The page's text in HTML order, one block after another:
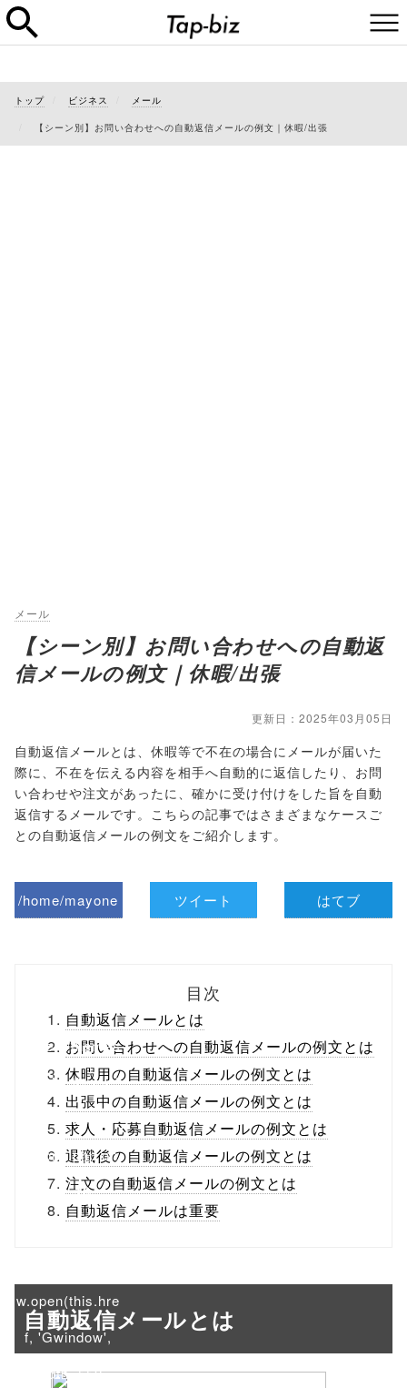
トップ ビジネス メール
【シーン別】お問い合わせへの自動返信メールの例文｜休暇/出張
メール
【シーン別】お問い合わせへの自動返
信メールの例文｜休暇/出張
更新日：2025年03月05日
自動返信メールとは、休暇等で不在の場合にメールが届いた
際に、不在を伝える内容を相手へ自動的に返信したり、お問
い合わせや注文があったに、確かに受け付けをした旨を自動
返信するメールです。こちらの記事ではさまざまなケースご
との自動返信メールの例文をご紹介します。
/home/mayone
ml/wp-
content/themes
/tapbiz_theme/
parts/sns-
buttons.php on
line10
/1026829"
w.open(this.hre
f, 'Gwindow',
'width=550,
ツイート はてブ
目次
自動返信メールとは
お問い合わせへの自動返信メールの例文とは
休暇用の自動返信メールの例文とは
出張中の自動返信メールの例文とは
求人・応募自動返信メールの例文とは
退職後の自動返信メールの例文とは
注文の自動返信メールの例文とは
自動返信メールは重要
自動返信メールとは